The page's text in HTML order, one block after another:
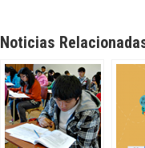
Noticias